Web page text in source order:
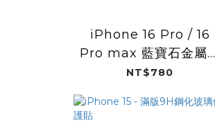
iPhone 16 Pro / 16
Pro max 藍寶石金屬框
鏡頭保護貼
NT$780